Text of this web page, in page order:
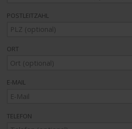
POSTLEITZAHL
ORT
E-MAIL
TELEFON